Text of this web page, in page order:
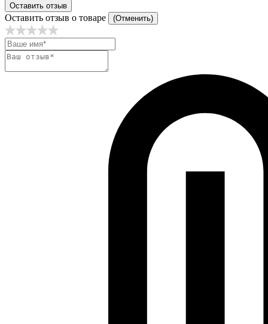
Оставить отзыв
Оставить отзыв о товаре (Отменить)